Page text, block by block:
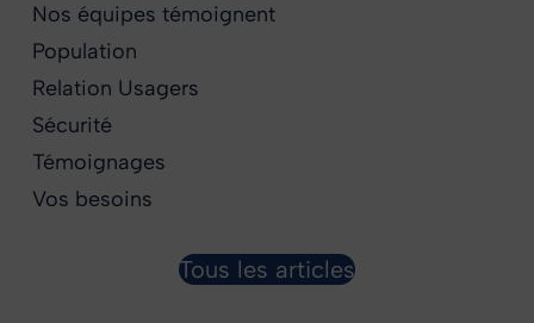
Nos équipes témoignent
Population
Relation Usagers
Sécurité
Témoignages
Vos besoins
Tous les articles